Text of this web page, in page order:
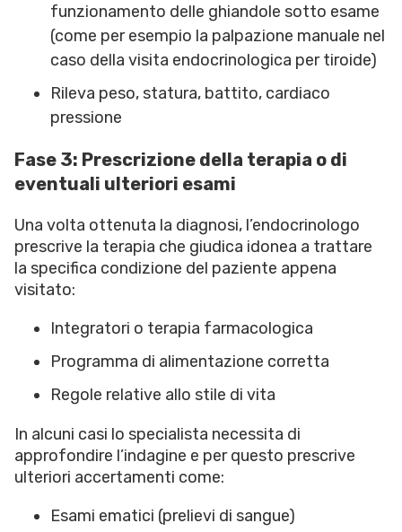
funzionamento delle ghiandole sotto esame
(come per esempio la palpazione manuale nel
caso della visita endocrinologica per tiroide)
Rileva peso, statura, battito, cardiaco
pressione
Fase 3: Prescrizione della terapia o di
eventuali ulteriori esami
Una volta ottenuta la diagnosi, l’endocrinologo
prescrive la terapia che giudica idonea a trattare
la specifica condizione del paziente appena
visitato:
Integratori o terapia farmacologica
Programma di alimentazione corretta
Regole relative allo stile di vita
In alcuni casi lo specialista necessita di
approfondire l’indagine e per questo prescrive
ulteriori accertamenti come:
Esami ematici (prelievi di sangue)